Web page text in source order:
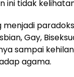
ini tidak
menjadi
Gay,
sampai
agama.